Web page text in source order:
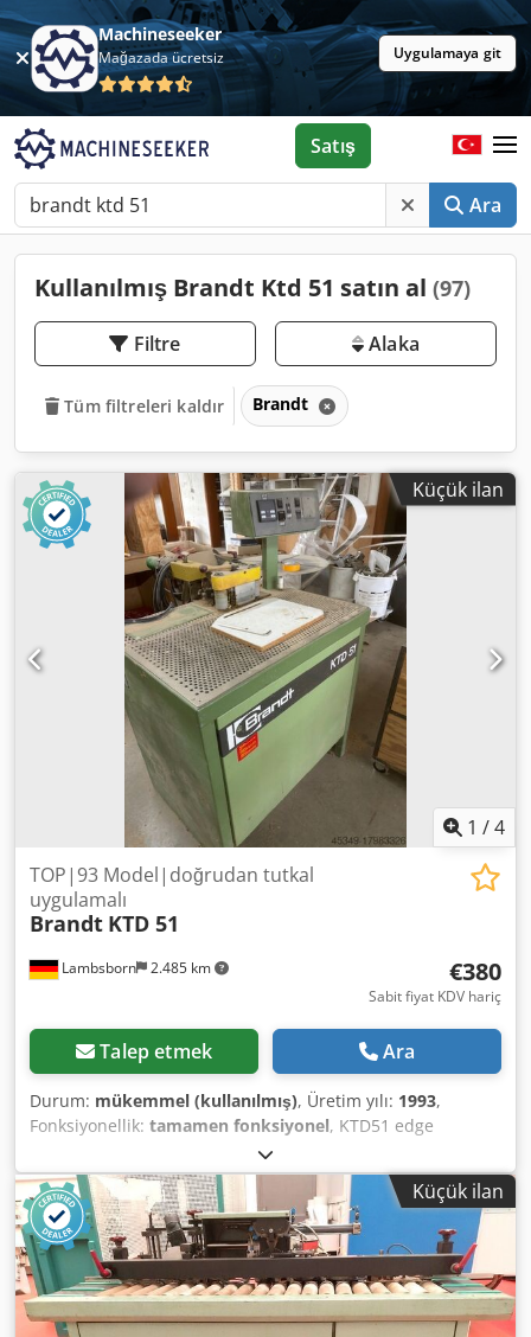
Machineseeker
Mağazada ücretsiz Uygulamaya git
Ara
Satış
Kullanılmış Brandt Ktd 51 satın al (97)
Filtre Alaka
Tüm filtreleri kaldır Brandt
Küçük ilan
1 /4
Lambsborn 2.485 km
TOP|93 Model|doğrudan tutkal
uygulamalı
Brandt KTD 51
€380
Sabit fiyat KDV hariç
Talep etmek Ara
Durum: mükemmel (kullanılmış), Üretim yılı: 1993,
Fonksiyonellik: tamamen fonksiyonel, KTD51 edge
banding machine for shaped profiles and straight edges,
with direct glue application. Minimum workpiece length:
160 mm, workpiece thickness: 10–40 mm, edge thickness:
0.5–1 mm, inner radius approx. 25 mm. Year of
manufacture: 1993. Feed speed adjustable: 4–9 m/min.
Power: 2.6 kW, 400 volts. Transport available at extra cost!
Due to the age of the used machine, warranty is excluded
when sold to commercial customers. Chodpfx Aevf H I
Küçük ilan